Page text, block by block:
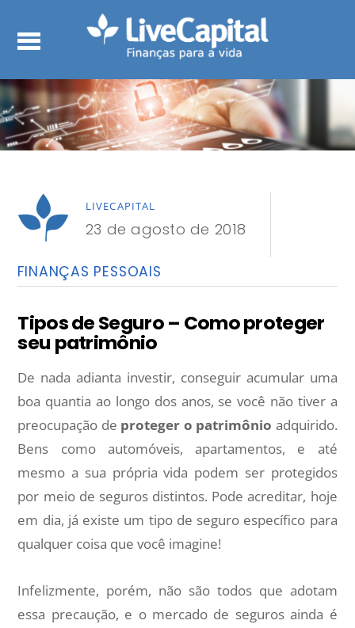
LIVECAPITAL
23 de agosto de 2018
FINANÇAS PESSOAIS
Tipos de Seguro – Como proteger
seu patrimônio
De nada adianta investir, conseguir acumular uma
boa quantia ao longo dos anos, se você não tiver a
preocupação de proteger o patrimônio adquirido.
Bens como automóveis, apartamentos, e até
mesmo a sua própria vida podem ser protegidos
por meio de seguros distintos. Pode acreditar, hoje
em dia, já existe um tipo de seguro específico para
qualquer coisa que você imagine!
Infelizmente, porém, não são todos que adotam
essa precaução, e o mercado de seguros ainda é